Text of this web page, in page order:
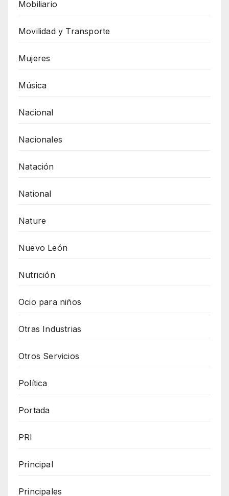
Mobiliario
Movilidad y Transporte
Mujeres
Música
Nacional
Nacionales
Natación
National
Nature
Nuevo León
Nutrición
Ocio para niños
Otras Industrias
Otros Servicios
Política
Portada
PRI
Principal
Principales